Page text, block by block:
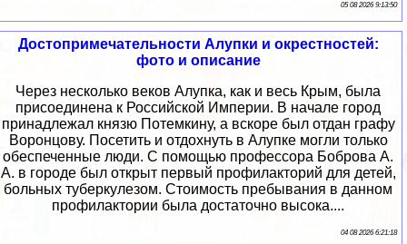
05 08 2026 9:13:50
Достопримечательности Алупки и окрестностей:
фото и описание
Через несколько веков Алупка, как и весь Крым, была
присоединена к Российской Империи. В начале город
принадлежал князю Потемкину, а вскоре был отдан графу
Воронцову. Посетить и отдохнуть в Алупке могли только
обеспеченные люди. С помощью профессора Боброва А.
А. в городе был открыт первый профилакторий для детей,
больных туберкулезом. Стоимость пребывания в данном
профилактории была достаточно высока....
04 08 2026 6:21:18